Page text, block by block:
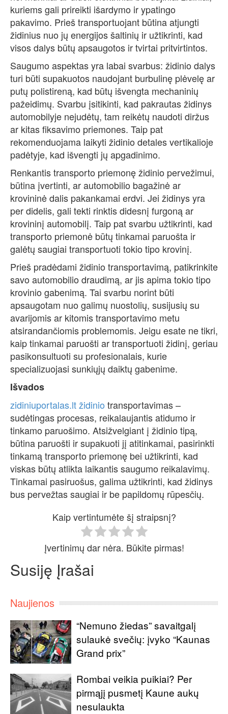
kuriems gali prireikti išardymo ir ypatingo
pakavimo. Prieš transportuojant būtina atjungti
židinius nuo jų energijos šaltinių ir užtikrinti, kad
visos dalys būtų apsaugotos ir tvirtai pritvirtintos.
Saugumo aspektas yra labai svarbus: židinio dalys
turi būti supakuotos naudojant burbulinę plėvelę ar
putų polistireną, kad būtų išvengta mechaninių
pažeidimų. Svarbu įsitikinti, kad pakrautas židinys
automobilyje nejudėtų, tam reikėtų naudoti diržus
ar kitas fiksavimo priemones. Taip pat
rekomenduojama laikyti židinio detales vertikalioje
padėtyje, kad išvengti jų apgadinimo.
Renkantis transporto priemonę židinio pervežimui,
būtina įvertinti, ar automobilio bagažinė ar
krovininė dalis pakankamai erdvi. Jei židinys yra
per didelis, gali tekti rinktis didesnį furgoną ar
krovininį automobilį. Taip pat svarbu užtikrinti, kad
transporto priemonė būtų tinkamai paruošta ir
galėtų saugiai transportuoti tokio tipo krovinį.
Prieš pradėdami židinio transportavimą, patikrinkite
savo automobilio draudimą, ar jis apima tokio tipo
krovinio gabenimą. Tai svarbu norint būti
apsaugotam nuo galimų nuostolių, susijusių su
avarijomis ar kitomis transportavimo metu
atsirandančiomis problemomis. Jeigu esate ne tikri,
kaip tinkamai paruošti ar transportuoti židinį, geriau
pasikonsultuoti su profesionalais, kurie
specializuojasi sunkiųjų daiktų gabenime.
Išvados
zidiniuportalas.lt židinio transportavimas –
sudėtingas procesas, reikalaujantis atidumo ir
tinkamo paruošimo. Atsižvelgiant į židinio tipą,
būtina paruošti ir supakuoti jį atitinkamai, pasirinkti
tinkamą transporto priemonę bei užtikrinti, kad
viskas būtų atlikta laikantis saugumo reikalavimų.
Tinkamai pasiruošus, galima užtikrinti, kad židinys
bus pervežtas saugiai ir be papildomų rūpesčių.
Kaip vertintumėte šį straipsnį?
Įvertinimų dar nėra. Būkite pirmas!
Susiję Įrašai
Naujienos
“Nemuno žiedas” savaitgalį
sulaukė svečių: įvyko “Kaunas
Grand prix”
Rombai veikia puikiai? Per
pirmąjį pusmetį Kaune aukų
nesulaukta